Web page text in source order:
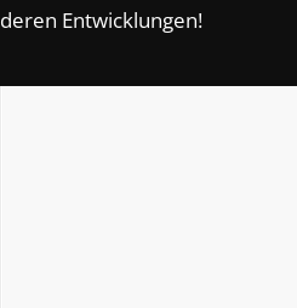
deren Entwicklungen!